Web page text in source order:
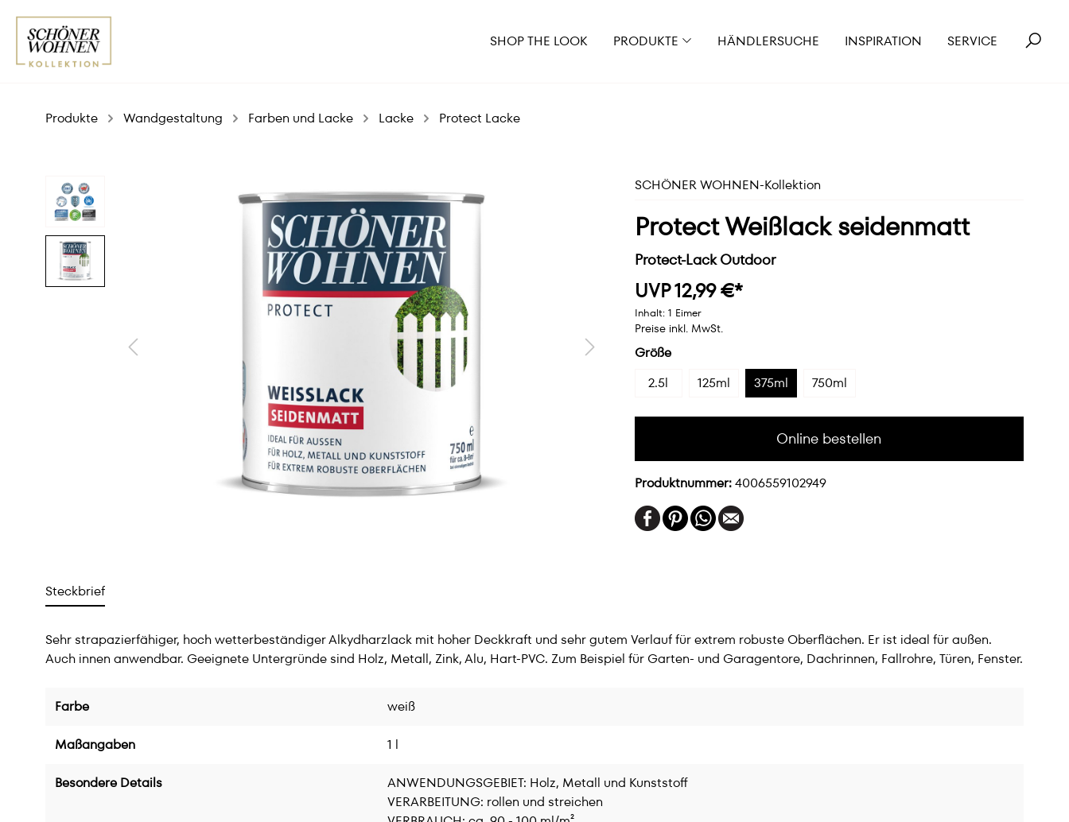
SHOP THE LOOK PRODUKTE HÄNDLERSUCHE INSPIRATION SERVICE
Produkte Wandgestaltung Farben und Lacke Lacke Protect Lacke
SCHÖNER WOHNEN-Kollektion
Protect Weißlack seidenmatt
Protect-Lack Outdoor
UVP 12,99 €*
Inhalt: 1 Eimer
Preise inkl. MwSt.
Größe
2.5l
125ml 375ml 750ml
Online bestellen
Produktnummer:4006559102949
Steckbrief
Sehr strapazierfähiger, hoch wetterbeständiger Alkydharzlack mit hoher Deckkraft und sehr gutem Verlauf für extrem robuste Oberflächen. Er ist ideal für außen.
Auch innen anwendbar. Geeignete Untergründe sind Holz, Metall, Zink, Alu, Hart-PVC. Zum Beispiel für Garten- und Garagentore, Dachrinnen, Fallrohre, Türen, Fenster.
Farbe weiß
Maßangaben 1 l
Besondere Details
ANWENDUNGSGEBIET: Holz, Metall und Kunststoff
VERARBEITUNG: rollen und streichen